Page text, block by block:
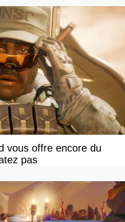
vous offre encore du
pas